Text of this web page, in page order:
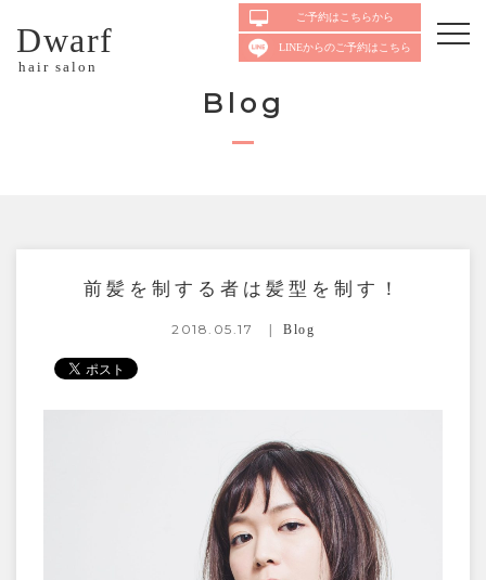
Dwarf
hair salon
ご予約はこちらから
LINEからのご予約はこちら
Blog
前髪を制する者は髪型を制す！
2018.05.17 Blog